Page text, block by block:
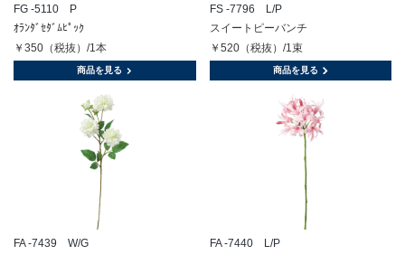
FG -5110 P
ｵﾗﾝﾀﾞｾﾀﾞﾑﾋﾟｯｸ
￥350（税抜）/1本
商品を見る
FS -7796 L/P
スイートピーバンチ
￥520（税抜）/1束
商品を見る
FA -7439 W/G
FA -7440 L/P